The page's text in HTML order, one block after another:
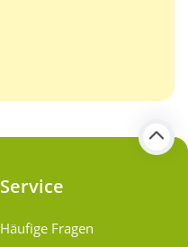
Service
Häufige Fragen